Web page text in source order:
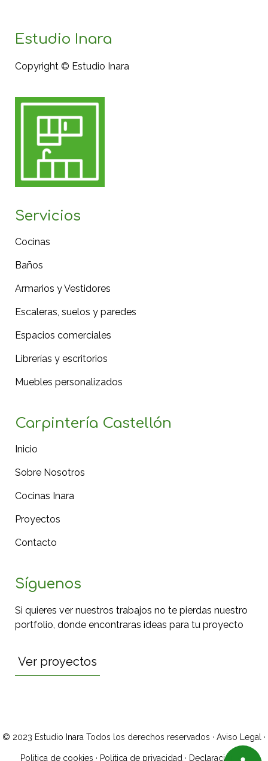
Estudio Inara
Copyright © Estudio Inara
Servicios
Cocinas
Baños
Armarios y Vestidores
Escaleras, suelos y paredes
Espacios comerciales
Librerías y escritorios
Muebles personalizados
Carpintería Castellón
Inicio
Sobre Nosotros
Cocinas Inara
Proyectos
Contacto
Síguenos
Si quieres ver nuestros trabajos no te pierdas nuestro
portfolio, donde encontraras ideas para tu proyecto
Ver proyectos
© 2023 Estudio Inara Todos los derechos reservados · Aviso Legal ·
Politica de cookies · Politica de privacidad · Declaración de